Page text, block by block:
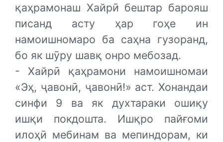
қаҳрамонаш Хайрӣ бештар барояш
писанд асту ҳар гоҳе ин
намоишномаро ба саҳна гузоранд,
бо як шӯру шавқ онро мебозад.
- Хайрӣ қаҳрамони намоишномаи
«Эҳ, ҷавонӣ, ҷавонӣ!» аст. Хонандаи
синфи 9 ва як духтараки ошиқу
ишқи покдошта. Ишқро пайғоми
илоҳӣ мебинам ва мепиндорам, ки